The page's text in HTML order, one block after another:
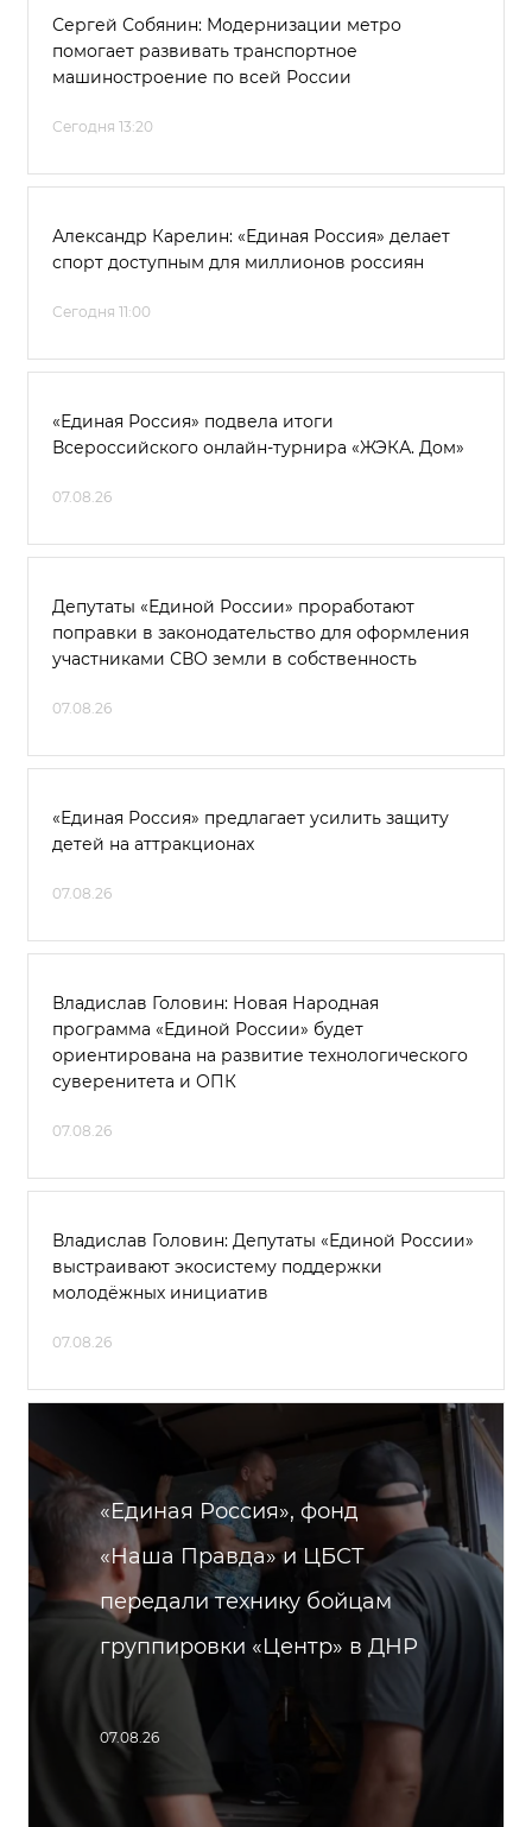
Сергей Собянин: Модернизации метро
помогает развивать транспортное
машиностроение по всей России
Сегодня 13:20
Александр Карелин: «Единая Россия» делает
спорт доступным для миллионов россиян
Сегодня 11:00
«Единая Россия» подвела итоги
Всероссийского онлайн-турнира «ЖЭКА. Дом»
07.08.26
Депутаты «Единой России» проработают
поправки в законодательство для оформления
участниками СВО земли в собственность
07.08.26
«Единая Россия» предлагает усилить защиту
детей на аттракционах
07.08.26
Владислав Головин: Новая Народная
программа «Единой России» будет
ориентирована на развитие технологического
суверенитета и ОПК
07.08.26
Владислав Головин: Депутаты «Единой России»
выстраивают экосистему поддержки
молодёжных инициатив
07.08.26
«Единая Россия», фонд
«Наша Правда» и ЦБСТ
передали технику бойцам
группировки «Центр» в ДНР
07.08.26